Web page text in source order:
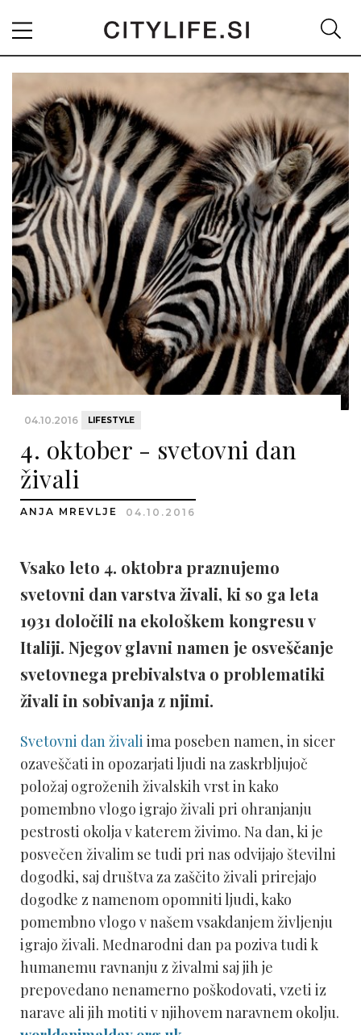
04.10.2016 LIFESTYLE
4. oktober - svetovni dan
živali
ANJA MREVLJE 04.10.2016
Vsako leto 4. oktobra praznujemo
svetovni dan varstva živali, ki so ga leta
1931 določili na ekološkem kongresu v
Italiji. Njegov glavni namen je osveščanje
svetovnega prebivalstva o problematiki
živali in sobivanja z njimi.
Svetovni dan živali ima poseben namen, in sicer
ozaveščati in opozarjati ljudi na zaskrbljujoč
položaj ogroženih živalskih vrst in kako
pomembno vlogo igrajo živali pri ohranjanju
pestrosti okolja v katerem živimo. Na dan, ki je
posvečen živalim se tudi pri nas odvijajo številni
dogodki, saj društva za zaščito živali prirejajo
dogodke z namenom opomniti ljudi, kako
pomembno vlogo v našem vsakdanjem življenju
igrajo živali. Mednarodni dan pa poziva tudi k
humanemu ravnanju z živalmi saj jih je
prepovedano nenamerno poškodovati, vzeti iz
narave ali jih motiti v njihovem naravnem okolju.